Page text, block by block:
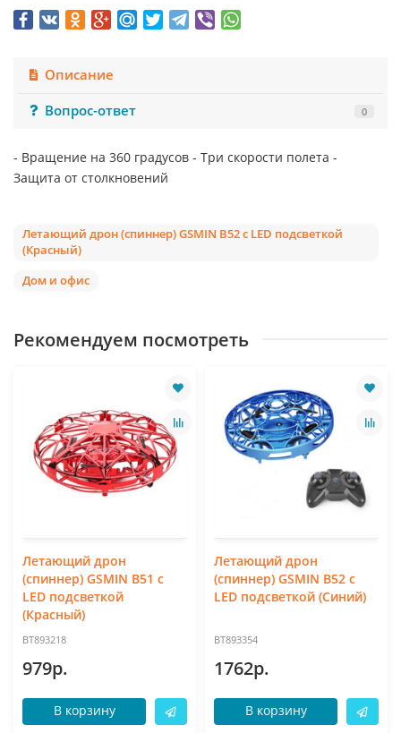
Описание
Вопрос-ответ
0
- Вращение на 360 градусов - Три скорости полета -
Защита от столкновений
Летающий дрон (спиннер) GSMIN B52 c LED подсветкой
(Красный)
Дом и офис
Рекомендуем посмотреть
Летающий дрон
(спиннер) GSMIN B51 c
LED подсветкой
(Красный)
BT893218
979р.
В корзину
Летающий дрон
(спиннер) GSMIN B52 c
LED подсветкой (Синий)
BT893354
1762р.
В корзину